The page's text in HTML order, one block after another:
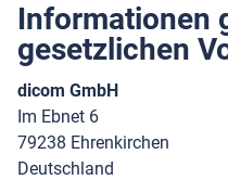
Informationen
gesetzlichen
dicom GmbH
Im Ebnet 6
79238 Ehrenkirchen
Deutschland